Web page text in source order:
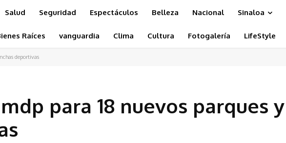
Salud Seguridad Espectáculos Belleza Nacional Sinaloa
Raíces vanguardia Clima Cultura Fotogalería LifeStyle
deportivas
para 18 nuevos parques y